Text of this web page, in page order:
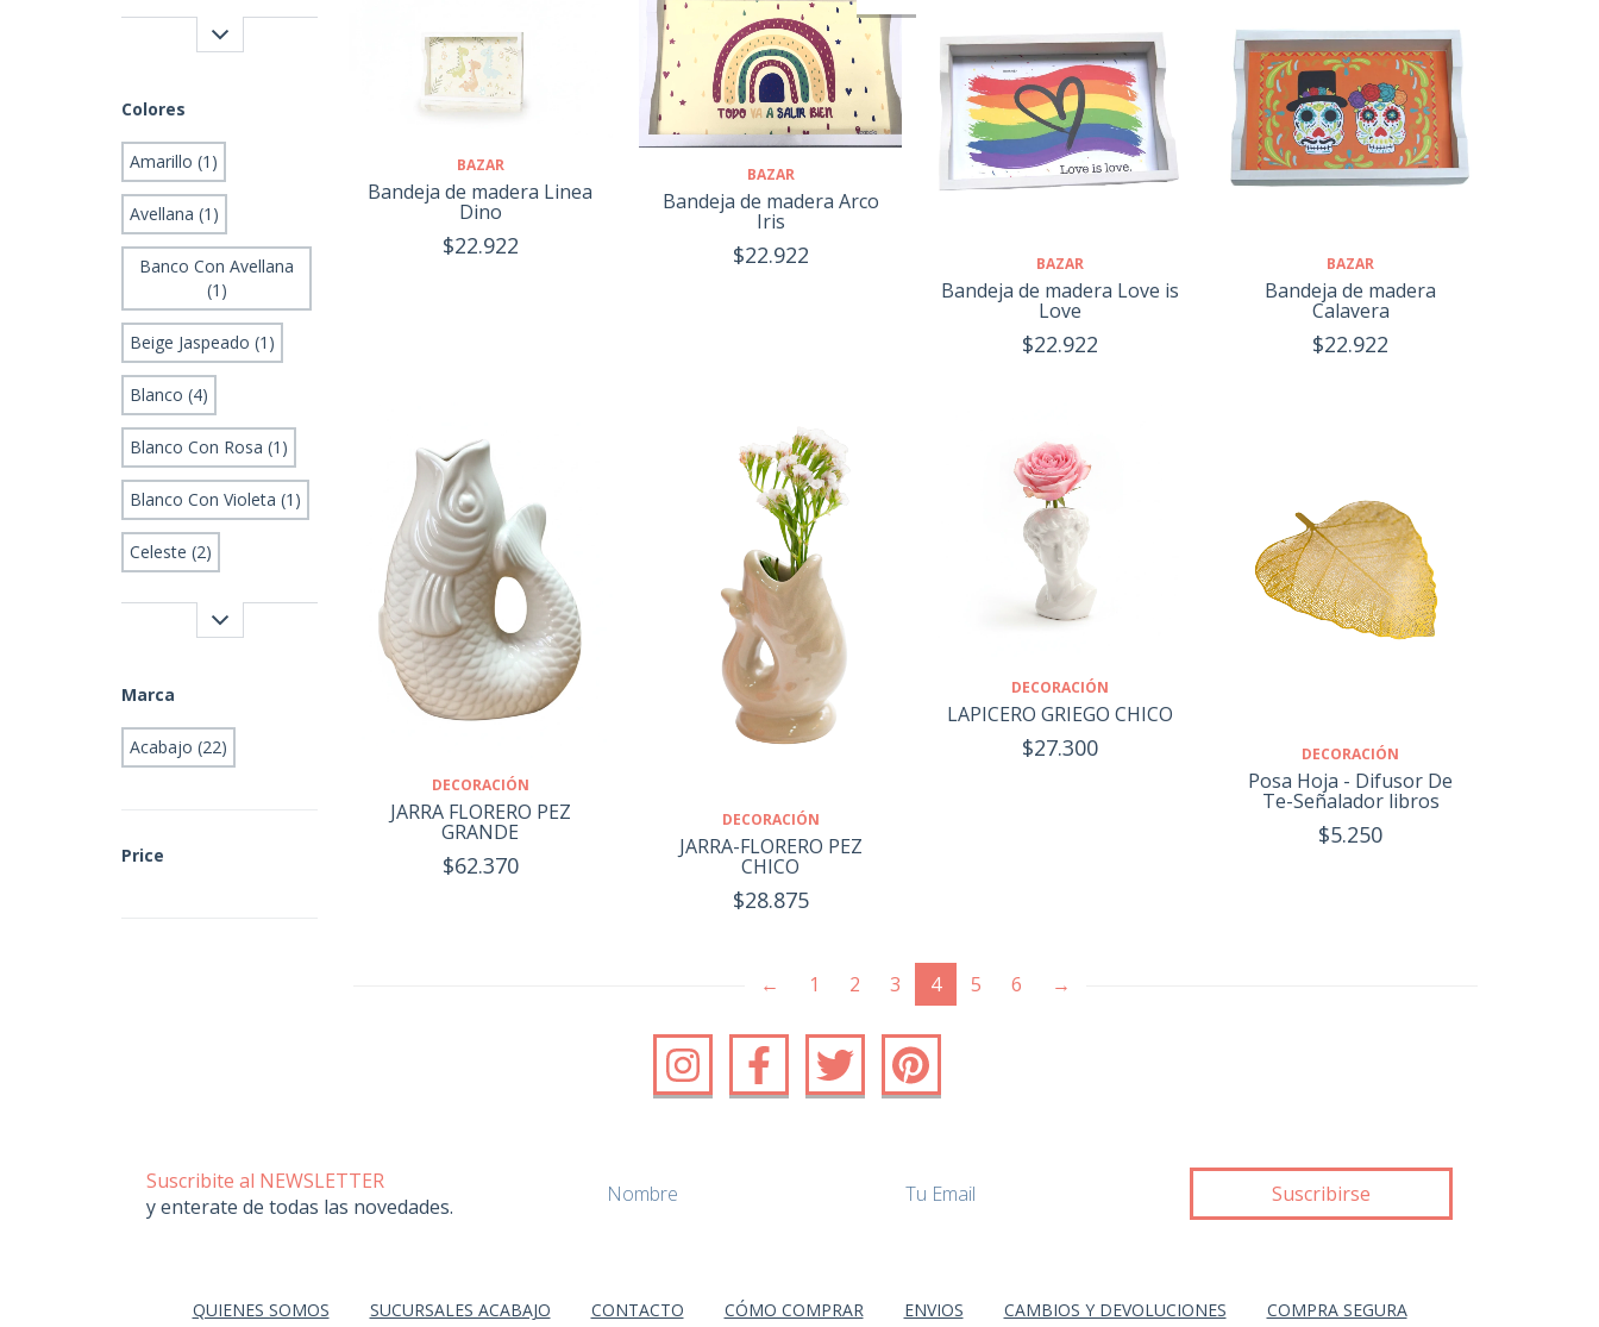
Colores
Amarillo (1)
Avellana (1)
Banco Con Avellana
(1)
Beige Jaspeado (1)
Blanco (4)
Blanco Con Rosa (1)
Blanco Con Violeta (1)
Celeste (2)
Marca
Acabajo (22)
Price
BAZAR
Bandeja de madera Linea
Dino
$22.922
BAZAR
Bandeja de madera Arco
Iris
$22.922 BAZAR
Bandeja de madera Love is
Love
$22.922
BAZAR
Bandeja de madera
Calavera
$22.922
DECORACIÓN
JARRA FLORERO PEZ
GRANDE
$62.370
DECORACIÓN
JARRA-FLORERO PEZ
CHICO
$28.875
DECORACIÓN
LAPICERO GRIEGO CHICO
$27.300 DECORACIÓN
Posa Hoja - Difusor De
Te-Señalador libros
$5.250
← 1 2 3 4(current)
5 6 →
Suscribite al NEWSLETTER
y enterate de todas las novedades.
QUIENES SOMOS SUCURSALES ACABAJO CONTACTO CÓMO COMPRAR ENVIOS CAMBIOS Y DEVOLUCIONES COMPRA SEGURA